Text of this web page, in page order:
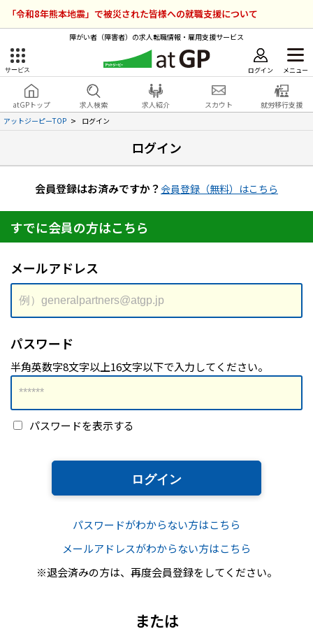
「令和8年熊本地震」で被災された皆様への就職支援について
障がい者（障害者）の求人転職情報・雇用支援サービス
サービス ログイン メニュー
atGPトップ 求人検索 求人紹介 スカウト
就労移行支援
アットジーピーTOP
ログイン
ログイン
会員登録はお済みですか？会員登録（無料）はこちら
すでに会員の方はこちら
メールアドレス
パスワード
半角英数字8文字以上16文字以下で入力してください。
パスワードを表示する
パスワードがわからない方はこちら
メールアドレスがわからない方はこちら
※退会済みの方は、再度会員登録をしてください。
または
障害者雇用のアットジーピー
サービスラインナップ
障害者専門の就転職支援サービス
ハイスキルな障害者の転職支援サービス
障害者専門の求人検索・スカウトサービス
就労移行支援サービス
ログイン 会員登録 無料
各種サービス
求人を検索する
求人を紹介してもらう
スカウトを受ける
就労移行支援サービス
就職・転職ノウハウ
お問い合わせ・よくある質問
よくある質問
採用をお考えの企業様はこちら
メニューを閉じる